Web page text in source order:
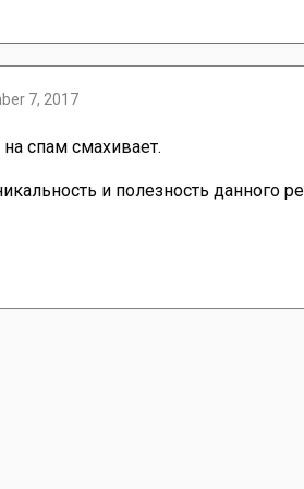
7, 2017
спам смахивает.
и полезность данного